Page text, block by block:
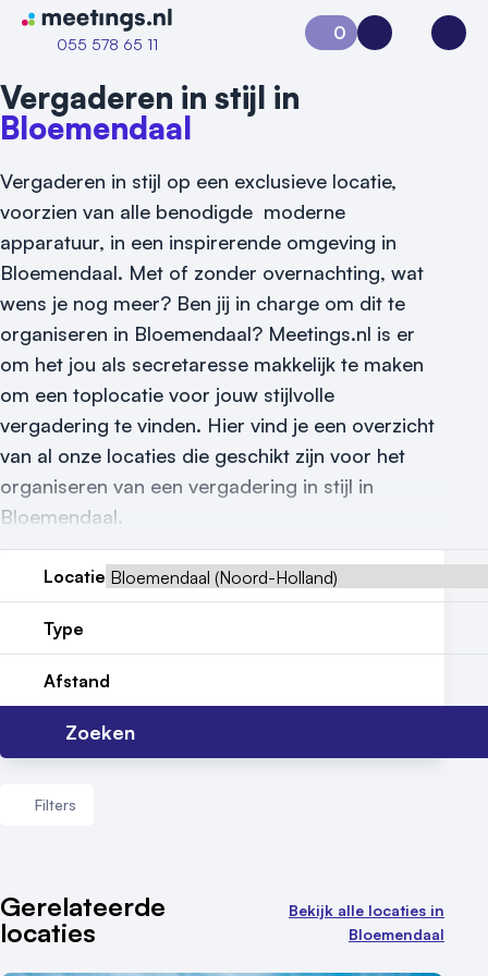
Naar home van Meetings
055 578 65 11
Vraag locatie aan
Locatiegids
Meld locatie aan
Nieuws
Reviews (5⭐️)
Contact
0
Aanvraag 0Inloggen
Vergaderen in stijl in
Bloemendaal
Vergaderen in stijl op een exclusieve locatie,
voorzien van alle benodigde moderne
apparatuur, in een inspirerende omgeving in
Bloemendaal. Met of zonder overnachting, wat
wens je nog meer? Ben jij in charge om dit te
organiseren in Bloemendaal? Meetings.nl is er
om het jou als secretaresse makkelijk te maken
om een toplocatie voor jouw stijlvolle
vergadering te vinden. Hier vind je een overzicht
van al onze locaties die geschikt zijn voor het
organiseren van een vergadering in stijl in
Bloemendaal.
Locatie
Type
Afstand
Zoeken
Filters
Aantal zalen
1 - 5 zalen
Gerelateerde
locaties
Bekijk alle locaties in
Bloemendaal